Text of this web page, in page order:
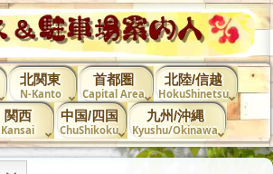
北関東
N-Kanto
首都圏
Capital Area
北陸/信越
HokuShinetsu
関西
Kansai
中国/四国
ChuShikoku
九州/沖縄
Kyushu/Okinawa